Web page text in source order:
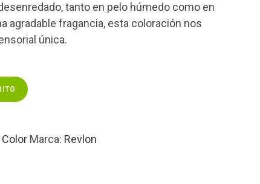
tanto en pelo húmedo como en
agradable fragancia, esta coloración nos
única.
Color Marca: Revlon